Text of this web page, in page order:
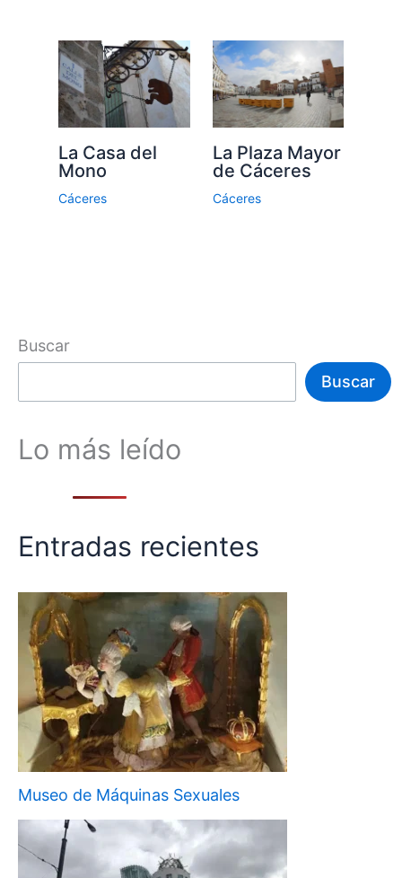
La Casa del
Mono
Cáceres
La Plaza Mayor
de Cáceres
Cáceres
Buscar
Buscar
Lo más leído
Entradas recientes
Museo de Máquinas Sexuales